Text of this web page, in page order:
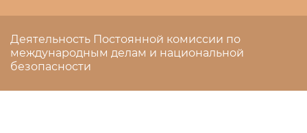
Деятельность Постоянной комиссии по
международным делам и национальной
безопасности